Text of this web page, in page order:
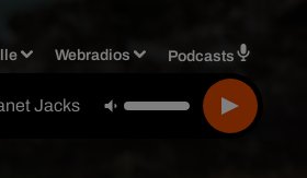
Webradios Podcasts
Jackson